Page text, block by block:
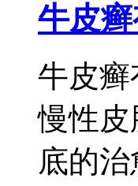
牛皮
牛皮
慢性
底的